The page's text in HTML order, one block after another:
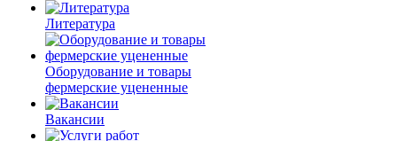
Литература
Оборудование и товары
фермерские уцененные
Вакансии